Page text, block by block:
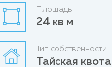
Площадь
24 кв м
Тип собственности
Тайская квота